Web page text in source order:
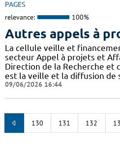
PAGES
relevance: 100%
Autres appels à
La cellule veille et
secteur Appel à projets et
Direction de la Recherche et
est la veille et la diffusion de
09/06/2026 16:44
130 131 132